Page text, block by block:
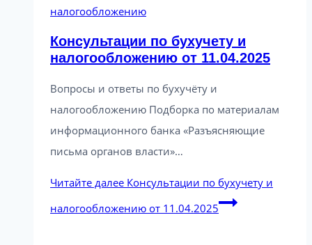
налогообложению
Консультации по бухучету и
налогообложению от 11.04.2025
Вопросы и ответы по бухучёту и
налогообложению Подборка по материалам
информационного банка «Разъясняющие
письма органов власти»…
Читайте далее Консультации по бухучету и
налогообложению от 11.04.2025